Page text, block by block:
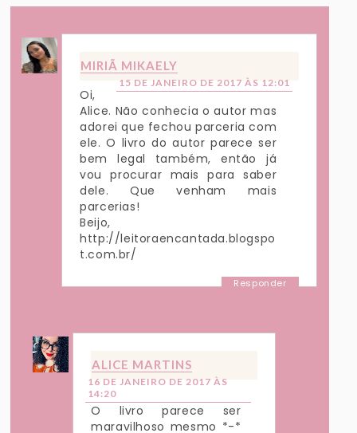
MIRIÃ MIKAELY
15 DE JANEIRO DE 2017 ÀS 12:01
Oi,
Alice. Não conhecia o autor mas
adorei que fechou parceria com
ele. O livro do autor parece ser
bem legal também, então já
vou procurar mais para saber
dele. Que venham mais
parcerias!
Beijo,
http://leitoraencantada.blogspo
t.com.br/
Responder
ALICE MARTINS
16 DE JANEIRO DE 2017 ÀS
14:20
O livro parece ser
maravilhoso mesmo *-*